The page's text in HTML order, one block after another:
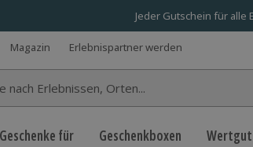
Jeder Gutschein für alle
Magazin Erlebnispartner werden
Erlebnissen...
Geschenke für Geschenkboxen